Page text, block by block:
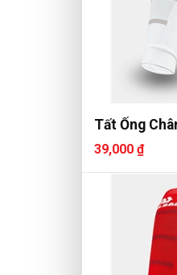
Tất Ống
39,000 ₫